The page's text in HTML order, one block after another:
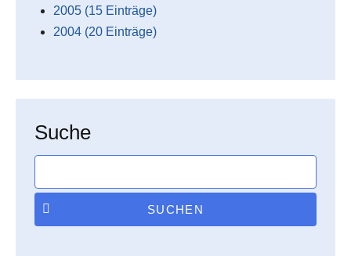
2005 (15 Einträge)
2004 (20 Einträge)
Suche
SUCHEN